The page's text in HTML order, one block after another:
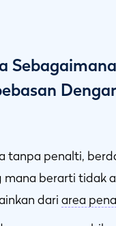
tanpa penalti,
mana berarti tidak
dari area